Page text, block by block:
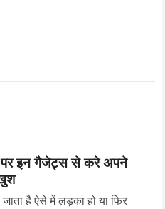
पर इन गैजेट्स से करे अपने
है ऐसे में लड़का हो या फिर